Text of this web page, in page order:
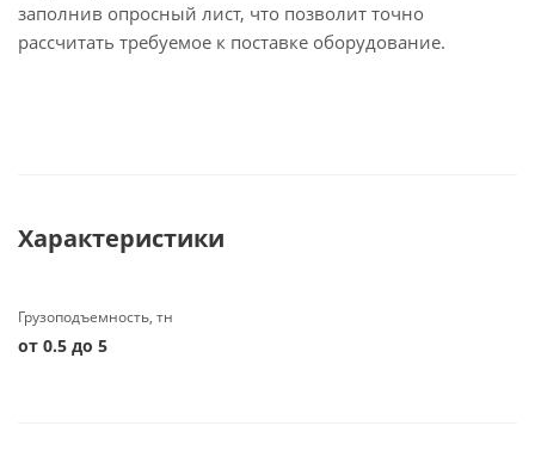
заполнив опросный лист, что позволит точно
рассчитать требуемое к поставке оборудование.
Характеристики
Грузоподъемность, тн
от 0.5 до 5